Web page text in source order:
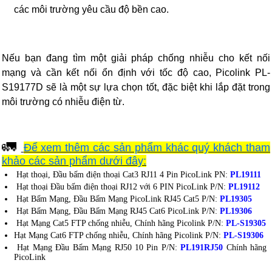
các môi trường yêu cầu độ bền cao.
Nếu bạn đang tìm một giải pháp chống nhiễu cho kết nối
mạng và cần kết nối ổn định với tốc độ cao, Picolink PL-
S19177D sẽ là một sự lựa chọn tốt, đặc biệt khi lắp đặt trong
môi trường có nhiễu điện từ.
🚛 Để xem thêm các sản phẩm khác quý khách tham
khảo các sản phẩm dưới đây:
Hạt thoại, Đầu bấm điện thoại Cat3 RJ11 4 Pin PicoLink PN: PL19111
Hạt thoại Đầu bấm điện thoại RJ12 với 6 PIN PicoLink P/N: PL19112
Hạt Bấm Mạng, Đầu Bấm Mạng PicoLink RJ45 Cat5 P/N: PL19305
Hạt Bấm Mạng, Đầu Bấm Mạng RJ45 Cat6 PicoLink P/N: PL19306
Hạt Mạng Cat5 FTP chống nhiễu, Chính hãng Picolink P/N: PL-S19305
Hạt Mạng Cat6 FTP chống nhiễu, Chính hãng Picolink P/N: PL-S19306
Hạt Mạng Đầu Bấm Mạng RJ50 10 Pin P/N:PL191RJ50 Chính hãng
PicoLink